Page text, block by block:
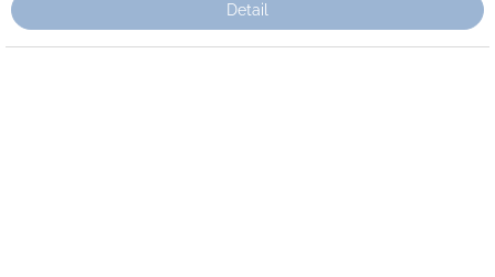
Detail